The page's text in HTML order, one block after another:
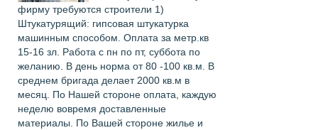
фирму требуются строители 1)
Штукатурящий: гипсовая штукатурка
машинным способом. Оплата за метр.кв
15-16 зл. Работа с пн по пт, суббота по
желанию. В день норма от 80 -100 кв.м. В
среднем бригада делает 2000 кв.м в
месяц. По Нашей стороне оплата, каждую
неделю вовремя доставленные
материалы. По Вашей стороне жилье и